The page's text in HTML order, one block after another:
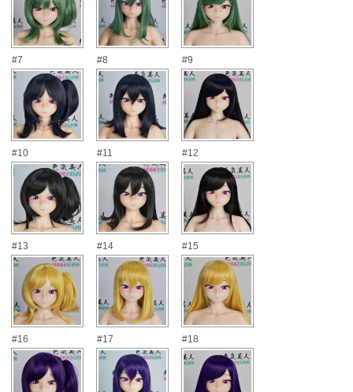
#7 #8 #9
#10 #11 #12
#13 #14 #15
#16 #17 #18